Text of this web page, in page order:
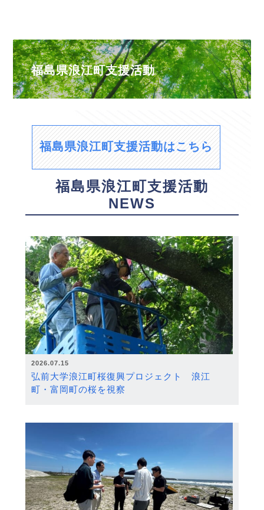
福島県浪江町支援活動
福島県浪江町支援活動はこちら
福島県浪江町支援活動
NEWS
2026.07.15
弘前大学浪江町桜復興プロジェクト 浪江
町・富岡町の桜を視察